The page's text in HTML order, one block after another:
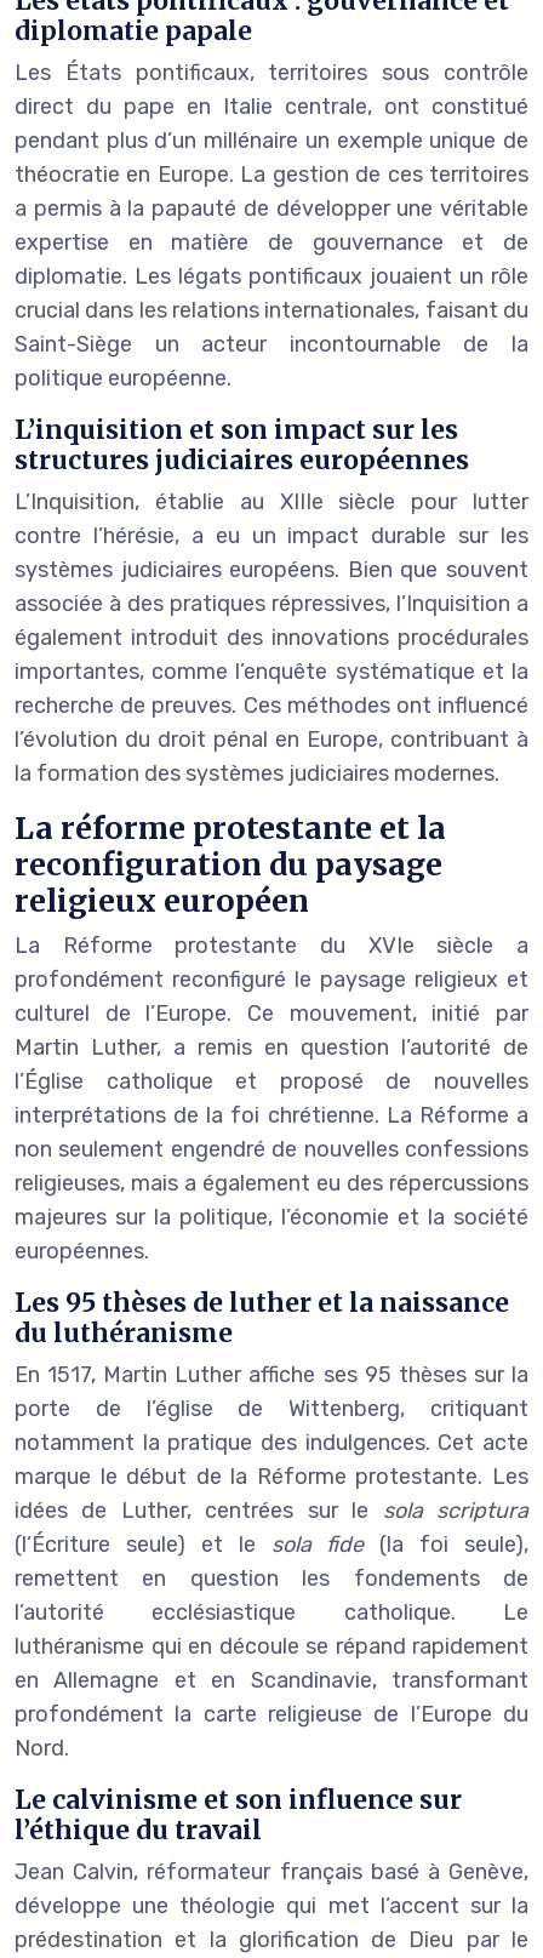
diplomatie papale
Les États pontificaux, territoires sous contrôle
direct du pape en Italie centrale, ont constitué
pendant plus d’un millénaire un exemple unique de
théocratie en Europe. La gestion de ces territoires
a permis à la papauté de développer une véritable
expertise en matière de gouvernance et de
diplomatie. Les légats pontificaux jouaient un rôle
crucial dans les relations internationales, faisant du
Saint-Siège un acteur incontournable de la
politique européenne.
L’inquisition et son impact sur les
structures judiciaires européennes
L’Inquisition, établie au XIIIe siècle pour lutter
contre l’hérésie, a eu un impact durable sur les
systèmes judiciaires européens. Bien que souvent
associée à des pratiques répressives, l’Inquisition a
également introduit des innovations procédurales
importantes, comme l’enquête systématique et la
recherche de preuves. Ces méthodes ont influencé
l’évolution du droit pénal en Europe, contribuant à
la formation des systèmes judiciaires modernes.
La réforme protestante et la
reconfiguration du paysage
religieux européen
La Réforme protestante du XVIe siècle a
profondément reconfiguré le paysage religieux et
culturel de l’Europe. Ce mouvement, initié par
Martin Luther, a remis en question l’autorité de
l’Église catholique et proposé de nouvelles
interprétations de la foi chrétienne. La Réforme a
non seulement engendré de nouvelles confessions
religieuses, mais a également eu des répercussions
majeures sur la politique, l’économie et la société
européennes.
Les 95 thèses de luther et la naissance
du luthéranisme
En 1517, Martin Luther affiche ses 95 thèses sur la
porte de l’église de Wittenberg, critiquant
notamment la pratique des indulgences. Cet acte
marque le début de la Réforme protestante. Les
idées de Luther, centrées sur le sola scriptura
(l’Écriture seule) et le sola fide (la foi seule),
remettent en question les fondements de
l’autorité ecclésiastique catholique. Le
luthéranisme qui en découle se répand rapidement
en Allemagne et en Scandinavie, transformant
profondément la carte religieuse de l’Europe du
Nord.
Le calvinisme et son influence sur
l’éthique du travail
Jean Calvin, réformateur français basé à Genève,
développe une théologie qui met l’accent sur la
prédestination et la glorification de Dieu par le